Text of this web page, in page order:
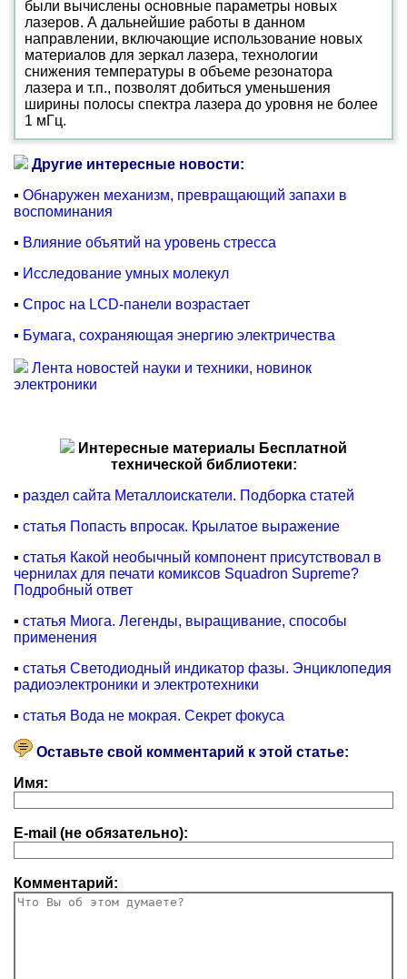
были вычислены основные параметры новых
лазеров. А дальнейшие работы в данном
направлении, включающие использование новых
материалов для зеркал лазера, технологии
снижения температуры в объеме резонатора
лазера и т.п., позволят добиться уменьшения
ширины полосы спектра лазера до уровня не более
1 мГц.
Другие интересные новости:
▪ Обнаружен механизм, превращающий запахи в
воспоминания
▪ Влияние объятий на уровень стресса
▪ Исследование умных молекул
▪ Спрос на LCD-панели возрастает
▪ Бумага, сохраняющая энергию электричества
Лента новостей науки и техники, новинок
электроники
Интересные материалы Бесплатной
технической библиотеки:
▪ раздел сайта Металлоискатели. Подборка статей
▪ статья Попасть впросак. Крылатое выражение
▪ статья Какой необычный компонент присутствовал в
чернилах для печати комиксов Squadron Supreme?
Подробный ответ
▪ статья Миога. Легенды, выращивание, способы
применения
▪ статья Светодиодный индикатор фазы. Энциклопедия
радиоэлектроники и электротехники
▪ статья Вода не мокрая. Секрет фокуса
Оставьте свой комментарий к этой статье:
Имя:
E-mail (не обязательно):
Комментарий: